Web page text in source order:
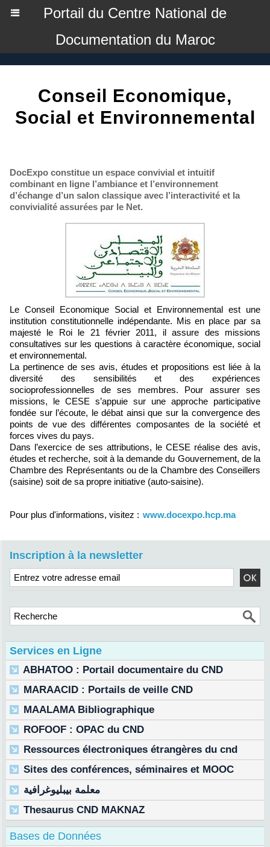
Portail du Centre National de
Documentation du Maroc
Conseil Economique,
Social et Environnemental
DocExpo constitue un espace convivial et intuitif
combinant en ligne l’ambiance et l’environnement
d’échange d’un salon classique avec l’interactivité et la
convivialité assurées par le Net.
Le Conseil Economique Social et Environnemental est une
institution constitutionnelle indépendante. Mis en place par sa
majesté le Roi le 21 février 2011, il assure des missions
consultatives sur les questions à caractère économique, social
et environnemental.
La pertinence de ses avis, études et propositions est liée à la
diversité des sensibilités et des expériences
socioprofessionnelles de ses membres. Pour assurer ses
missions, le CESE s’appuie sur une approche participative
fondée sur l’écoute, le débat ainsi que sur la convergence des
points de vue des différentes composantes de la société et
forces vives du pays.
Dans l’exercice de ses attributions, le CESE réalise des avis,
études et recherche, soit à la demande du Gouvernement, de la
Chambre des Représentants ou de la Chambre des Conseillers
(saisine) soit de sa propre initiative (auto-saisine).
Pour plus d'informations, visitez : www.docexpo.hcp.ma
Inscription à la newsletter
Services en Ligne
ABHATOO : Portail documentaire du CND
MARAACID : Portails de veille CND
MAALAMA Bibliographique
ROFOOF : OPAC du CND
Ressources électroniques étrangères du cnd
Sites des conférences, séminaires et MOOC
معلمة بيبليوغرافية
Thesaurus CND MAKNAZ
Bases de Données